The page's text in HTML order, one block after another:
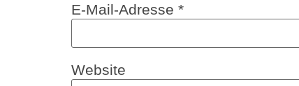
E-Mail-Adresse *
Website